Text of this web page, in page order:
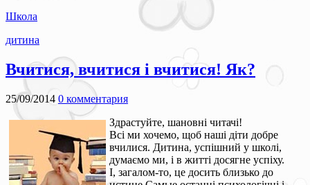
Школа
дитина
Вчитися, вчитися і вчитися! Як?
25/09/2014 0 комментария
Здрастуйте, шановні читачі!
Всі ми хочемо, щоб наші діти добре
вчилися. Дитина, успішний у школі,
думаємо ми, і в житті досягне успіху.
І, загалом-то, це досить близько до